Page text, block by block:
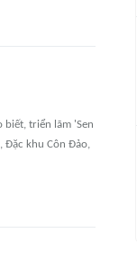
biết, triển lãm 'Sen
Đặc khu Côn Đảo,